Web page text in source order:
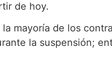
de hoy.
mayoría de los
la suspensión;